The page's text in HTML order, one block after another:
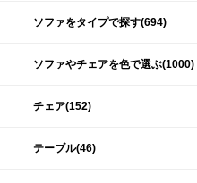
ソファをタイプで探す(694)
ソファやチェアを色で選ぶ(1000)
チェア(152)
テーブル(46)